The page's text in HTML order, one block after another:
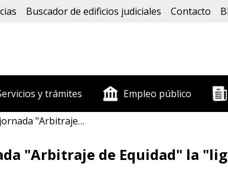
Buscador de edificios judiciales Contacto
y trámites Empleo público
entre equidad y valores éticos
"Arbitraje de Equidad" la